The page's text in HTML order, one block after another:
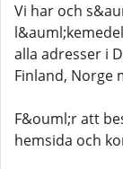
Vi har och
alla adresser i
Finland, Norge
F&ouml;r att
hemsida och